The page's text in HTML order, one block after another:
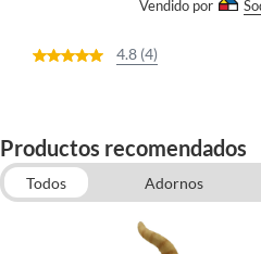
Vendido por
4.8 (4)
Productos recomendados
Todos Adornos
Macetero de concreto